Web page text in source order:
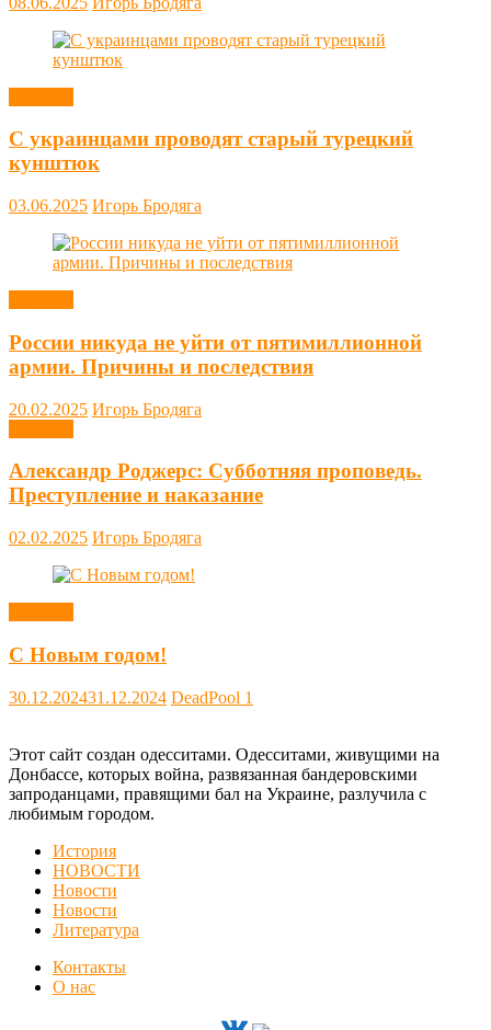
С украинцами проводят старый турецкий
кунштюк
03.06.2025 Игорь Бродяга
России никуда не уйти от пятимиллионной
армии. Причины и последствия
20.02.2025 Игорь Бродяга
Александр Роджерс: Субботняя проповедь.
Преступление и наказание
02.02.2025 Игорь Бродяга
С Новым годом!
30.12.202431.12.2024 DeadPool 1
Этот сайт создан одесситами. Одесситами, живущими на
Донбассе, которых война, развязанная бандеровскими
запроданцами, правящими бал на Украине, разлучила с
любимым городом.
История
НОВОСТИ
Новости
Новости
Литература
Контакты
О нас